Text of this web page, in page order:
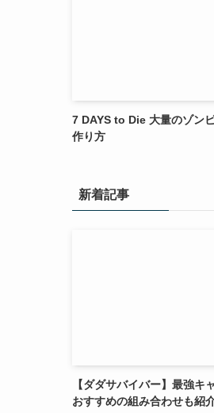
7 DAYS to Die 大量のゾン
作り方
新着記事
【ダダサバイバー】最強キ
おすすめの組み合わせも紹